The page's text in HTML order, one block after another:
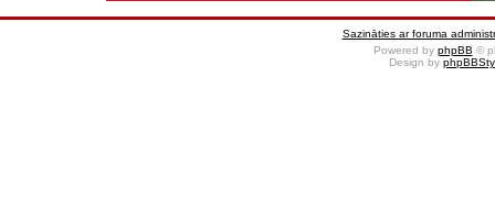
Sazināties ar foruma
Powered by phpBB ©
Design by